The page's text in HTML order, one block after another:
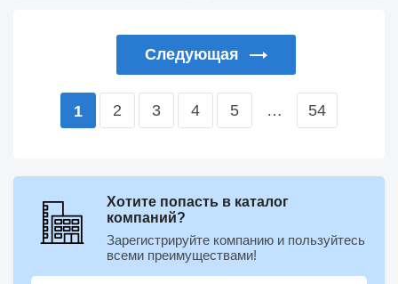
Следующая
1 2 3 4 5 … 54
Хотите попасть в каталог
компаний?
Зарегистрируйте компанию и пользуйтесь
всеми преимуществами!